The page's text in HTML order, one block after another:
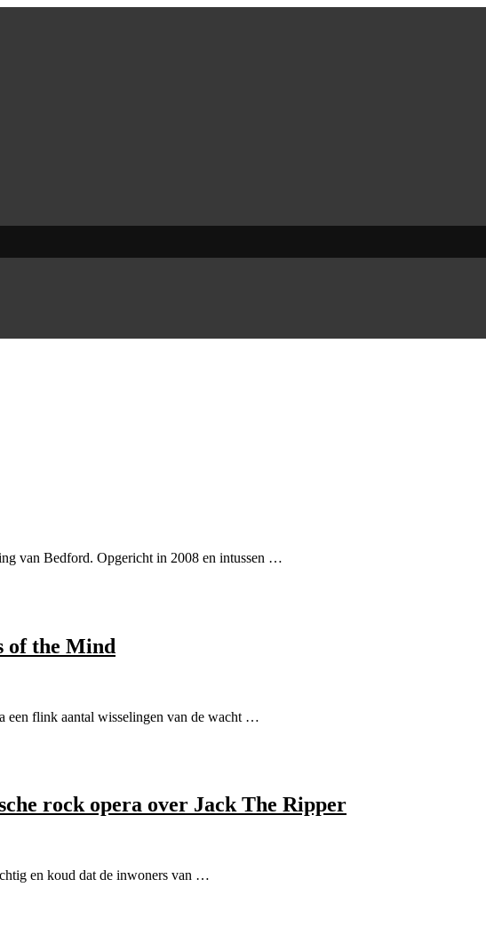
van Bedford. Opgericht in 2008 en intussen …
of the Mind
een flink aantal wisselingen van de wacht …
rock opera over Jack The Ripper
en koud dat de inwoners van …